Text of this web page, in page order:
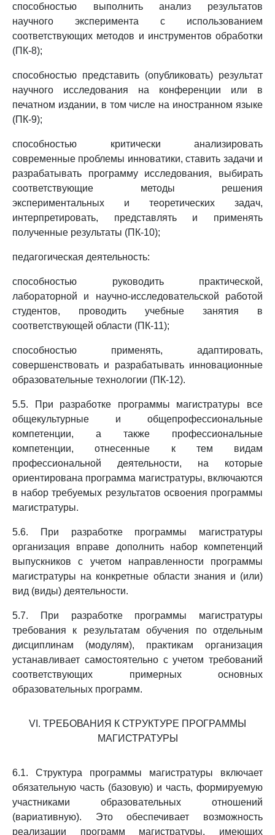
способностью выполнить анализ результатов
научного эксперимента с использованием
соответствующих методов и инструментов обработки
(ПК-8);
способностью представить (опубликовать) результат
научного исследования на конференции или в
печатном издании, в том числе на иностранном языке
(ПК-9);
способностью критически анализировать
современные проблемы инноватики, ставить задачи и
разрабатывать программу исследования, выбирать
соответствующие методы решения
экспериментальных и теоретических задач,
интерпретировать, представлять и применять
полученные результаты (ПК-10);
педагогическая деятельность:
способностью руководить практической,
лабораторной и научно-исследовательской работой
студентов, проводить учебные занятия в
соответствующей области (ПК-11);
способностью применять, адаптировать,
совершенствовать и разрабатывать инновационные
образовательные технологии (ПК-12).
5.5. При разработке программы магистратуры все
общекультурные и общепрофессиональные
компетенции, а также профессиональные
компетенции, отнесенные к тем видам
профессиональной деятельности, на которые
ориентирована программа магистратуры, включаются
в набор требуемых результатов освоения программы
магистратуры.
5.6. При разработке программы магистратуры
организация вправе дополнить набор компетенций
выпускников с учетом направленности программы
магистратуры на конкретные области знания и (или)
вид (виды) деятельности.
5.7. При разработке программы магистратуры
требования к результатам обучения по отдельным
дисциплинам (модулям), практикам организация
устанавливает самостоятельно с учетом требований
соответствующих примерных основных
образовательных программ.
VI. ТРЕБОВАНИЯ К СТРУКТУРЕ ПРОГРАММЫ
МАГИСТРАТУРЫ
6.1. Структура программы магистратуры включает
обязательную часть (базовую) и часть, формируемую
участниками образовательных отношений
(вариативную). Это обеспечивает возможность
реализации программ магистратуры, имеющих